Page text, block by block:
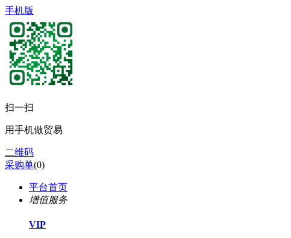
手机版
扫一扫
用手机做贸易
二维码
采购单(0)
平台首页
增值服务
VIP